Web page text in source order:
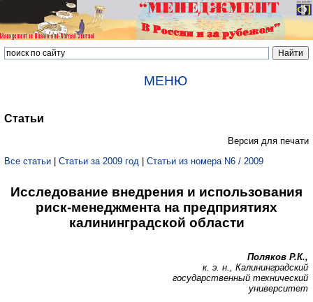
МЕНЮ
Статьи
Версия для печати
Все статьи | Статьи за 2009 год | Статьи из номера N6 / 2009
Исследование внедрения и использования
риск-менеджмента на предприятиях
калининградской области
Поляков Р.К.,
к. э. н., Калининградский
государственный технический
университет